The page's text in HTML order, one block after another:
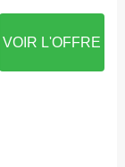
VOIR L'OFFRE